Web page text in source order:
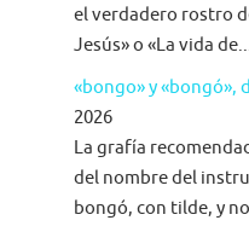
el verdadero rostro
Jesús» o «La vida
«bongo» y «bongó»,
2026
La grafía
del nombre del
bongó, con tilde, y